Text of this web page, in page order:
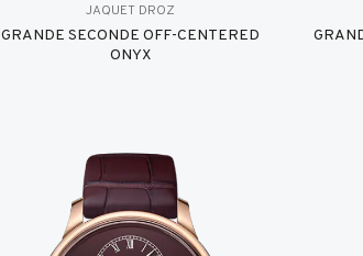
JAQUET DROZ
GRANDE SECONDE OFF-CENTERED
ONYX